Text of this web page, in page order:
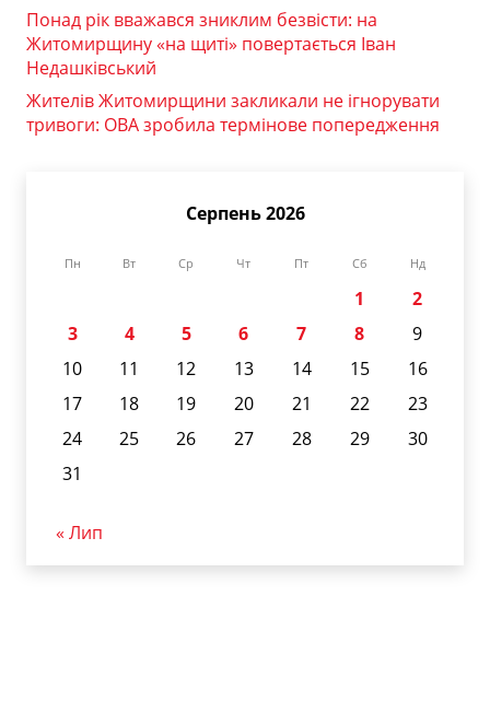
Понад рік вважався зниклим безвісти: на
Житомирщину «на щиті» повертається Іван
Недашківський
Жителів Житомирщини закликали не ігнорувати
тривоги: ОВА зробила термінове попередження
Серпень 2026
Пн Вт Ср Чт Пт Сб Нд
1
2
3
4 5 6 7 8
9
10
11 12 13 14 15
16
17
18 19 20 21 22
23
24
25 26 27 28 29
30
31
« Лип